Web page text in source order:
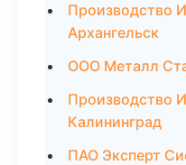
Производство
Архангельск
ООО Металл
Производство
Калининград
ПАО Эксперт